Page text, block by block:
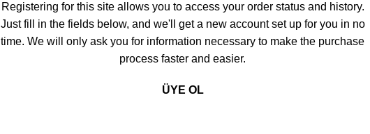
Registering for this site allows you to access your order status and history.
Just fill in the fields below, and we'll get a new account set up for you in no
time. We will only ask you for information necessary to make the purchase
process faster and easier.
ÜYE OL